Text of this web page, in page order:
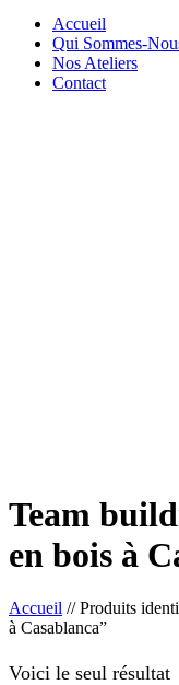
Accueil
Qui Sommes-
Nos Ateliers
Contact
Team
en bois à
Accueil //Produits
à Casablanca”
Voici le seul résultat